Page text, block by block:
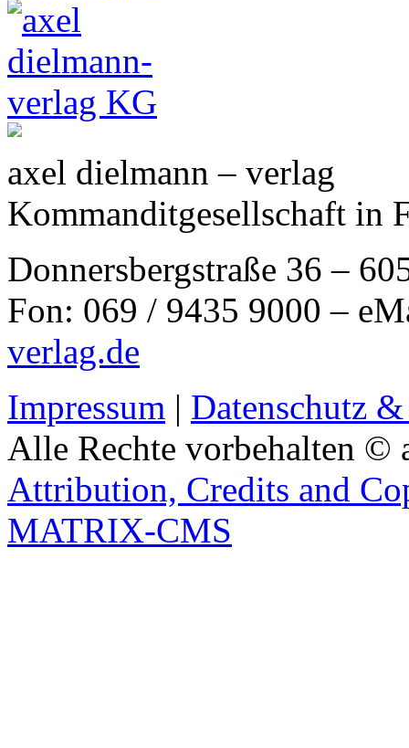
axel dielmann – verlag
Kommanditgesellschaft in
Donnersbergstraße 36 –
Fon: 069 / 9435 9000 –
verlag.de
Impressum | Datenschutz
Alle Rechte vorbehalten ©
Attribution, Credits and
MATRIX-CMS